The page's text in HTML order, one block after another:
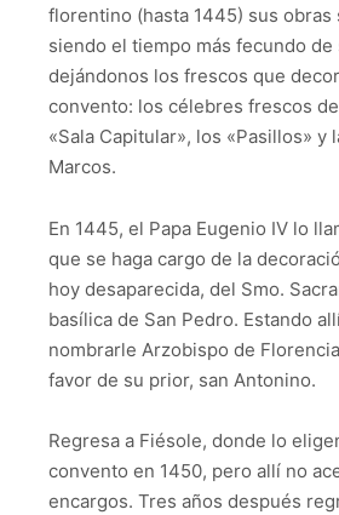
florentino (hasta 1445) sus obras
siendo el tiempo más fecundo de
dejándonos los frescos que
convento: los célebres frescos
«Sala Capitular», los «Pasillos» y
Marcos.
En 1445, el Papa Eugenio IV lo
que se haga cargo de la
hoy desaparecida, del Smo.
basílica de San Pedro. Estando
nombrarle Arzobispo de
favor de su prior, san Antonino.
Regresa a Fiésole, donde lo
convento en 1450, pero allí no
encargos. Tres años después